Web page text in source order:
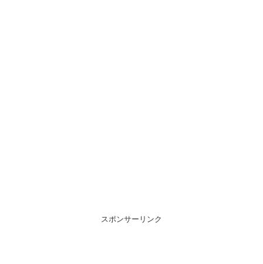
スポンサーリンク